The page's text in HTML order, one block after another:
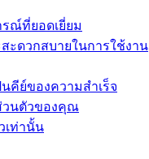
ณ์ที่ยอดเยี่ยม
ะดวกสบายในการใช้งาน
นคีย์ของความสำเร็จ
วนตัวของคุณ
เท่านั้น